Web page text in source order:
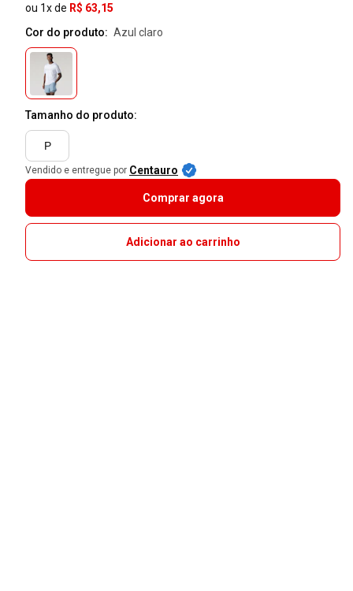
ou 1x de R$ 63,15
Cor do produto:
azul claro
Tamanho do produto:
P
Vendido e entregue por Centauro
Comprar agora
Adicionar ao carrinho